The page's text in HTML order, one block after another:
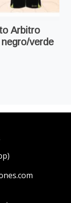
Arbitro
verde